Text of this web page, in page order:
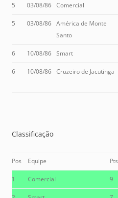
5 03/08/86 Comercial
5 03/08/86 América de Monte
Santo
6 10/08/86 Smart
6 10/08/86 Cruzeiro de Jacutinga
Classificação
Pos Equipe Pts
1 Comercial 9